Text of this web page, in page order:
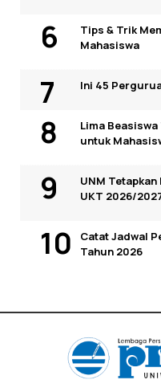
Tips & Trik
Mahasiswa
Ini 45
Lima
untuk
UNM
UKT 2026/
Catat Jadwal
Tahun 2026